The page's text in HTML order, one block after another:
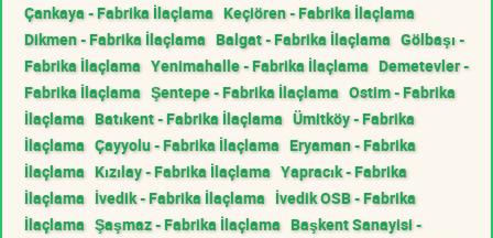
Çankaya - Fabrika İlaçlama Keçiören - Fabrika İlaçlama
Dikmen - Fabrika İlaçlama Balgat - Fabrika İlaçlama Gölbaşı -
Fabrika İlaçlama Yenimahalle - Fabrika İlaçlama Demetevler -
Fabrika İlaçlama Şentepe - Fabrika İlaçlama Ostim - Fabrika
İlaçlama Batıkent - Fabrika İlaçlama Ümitköy - Fabrika
İlaçlama Çayyolu - Fabrika İlaçlama Eryaman - Fabrika
İlaçlama Kızılay - Fabrika İlaçlama Yapracık - Fabrika
İlaçlama İvedik - Fabrika İlaçlama İvedik OSB - Fabrika
İlaçlama Şaşmaz - Fabrika İlaçlama Başkent Sanayisi -